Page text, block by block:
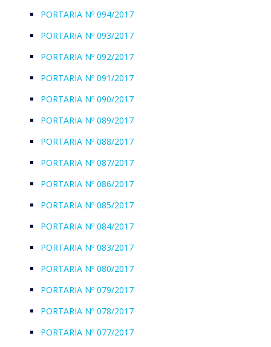
PORTARIA Nº 094/2017
PORTARIA Nº 093/2017
PORTARIA Nº 092/2017
PORTARIA Nº 091/2017
PORTARIA Nº 090/2017
PORTARIA Nº 089/2017
PORTARIA Nº 088/2017
PORTARIA Nº 087/2017
PORTARIA Nº 086/2017
PORTARIA Nº 085/2017
PORTARIA Nº 084/2017
PORTARIA Nº 083/2017
PORTARIA Nº 080/2017
PORTARIA Nº 079/2017
PORTARIA Nº 078/2017
PORTARIA Nº 077/2017